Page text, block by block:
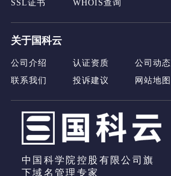
SSL证书
WHOIS查询
关于国科云
公司介绍 认证资质 公司动态
联系我们
投诉建议 网站地图
中国科学院控股有限公司旗
下域名管理专家